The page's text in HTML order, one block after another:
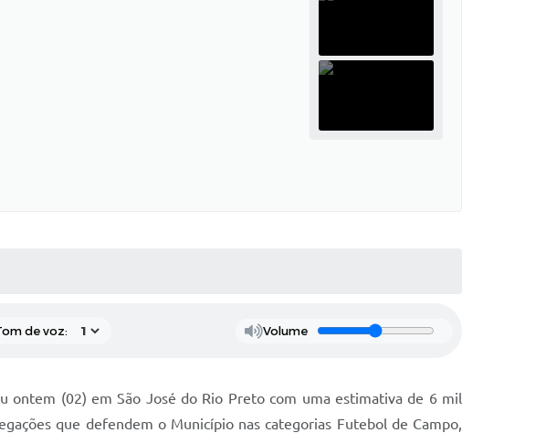
de voz: Volume
ontem (02) em São José do Rio Preto com uma estimativa de 6 mil
que defendem o Município nas categorias Futebol de Campo,